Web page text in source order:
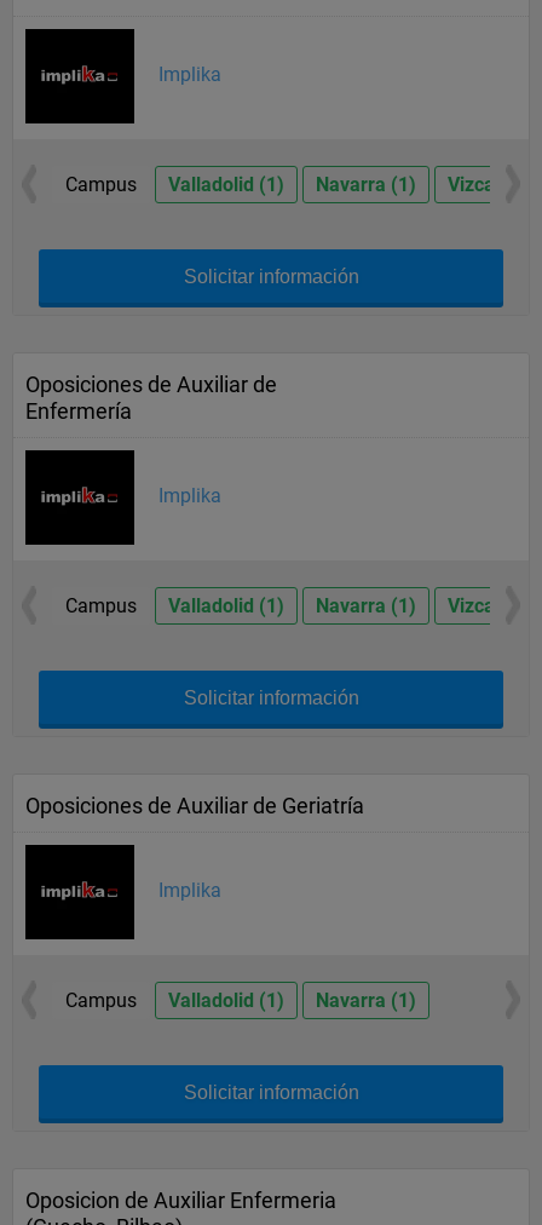
Implika
Campus Valladolid (1) Navarra (1) Vizcaya
Solicitar información
Oposiciones de Auxiliar de
Enfermería
Implika
Campus Valladolid (1) Navarra (1) Vizcaya
Solicitar información
Oposiciones de Auxiliar de Geriatría
Implika
Campus Valladolid (1) Navarra (1)
Solicitar información
Oposicion de Auxiliar Enfermeria